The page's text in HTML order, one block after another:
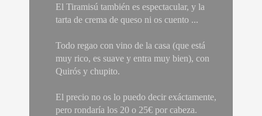
El Tiramisú también es espectacular, y la
tarta de crema de queso ni os cuento ...
Todo regao con vino de la casa (que está
muy rico, es suave y entra muy bien), con
Quirós y chupito.
El precio no os lo puedo decir exáctamente,
pero rondaría los 20 o 25€ por cabeza.